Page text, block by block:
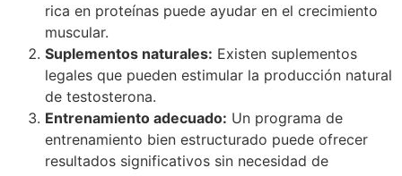
rica en proteínas puede ayudar en el crecimiento
muscular.
Suplementos naturales: Existen suplementos
legales que pueden estimular la producción natural
de testosterona.
Entrenamiento adecuado: Un programa de
entrenamiento bien estructurado puede ofrecer
resultados significativos sin necesidad de